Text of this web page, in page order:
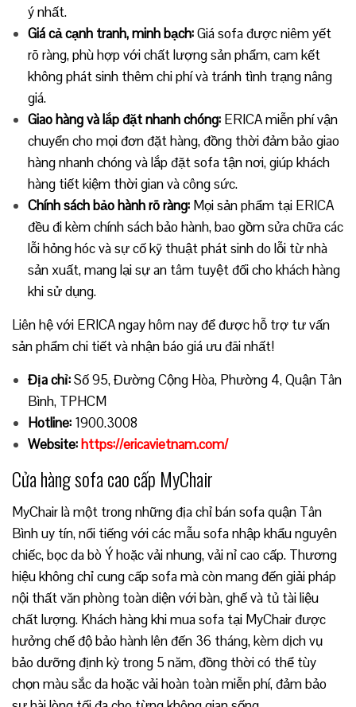
ý nhất.
Giá cả cạnh tranh, minh bạch:Giá sofa được niêm yết
rõ ràng, phù hợp với chất lượng sản phẩm, cam kết
không phát sinh thêm chi phí và tránh tình trạng nâng
giá.
Giao hàng và lắp đặt nhanh chóng: ERICA miễn phí vận
chuyển cho mọi đơn đặt hàng, đồng thời đảm bảo giao
hàng nhanh chóng và lắp đặt sofa tận nơi, giúp khách
hàng tiết kiệm thời gian và công sức.
Chính sách bảo hành rõ ràng: Mọi sản phẩm tại ERICA
đều đi kèm chính sách bảo hành, bao gồm sửa chữa các
lỗi hỏng hóc và sự cố kỹ thuật phát sinh do lỗi từ nhà
sản xuất, mang lại sự an tâm tuyệt đối cho khách hàng
khi sử dụng.
Liên hệ với ERICA ngay hôm nay để được hỗ trợ tư vấn
sản phẩm chi tiết và nhận báo giá ưu đãi nhất!
Địa chỉ:Số 95, Đường Cộng Hòa, Phường 4, Quận Tân
Bình, TPHCM
Hotline: 1900.3008
Website:https://ericavietnam.com/
Cửa hàng sofa cao cấp MyChair
MyChair là một trong những địa chỉ bán sofa quận Tân
Bình uy tín, nổi tiếng với các mẫu sofa nhập khẩu nguyên
chiếc, bọc da bò Ý hoặc vải nhung, vải nỉ cao cấp. Thương
hiệu không chỉ cung cấp sofa mà còn mang đến giải pháp
nội thất văn phòng toàn diện với bàn, ghế và tủ tài liệu
chất lượng. Khách hàng khi mua sofa tại MyChair được
hưởng chế độ bảo hành lên đến 36 tháng, kèm dịch vụ
bảo dưỡng định kỳ trong 5 năm, đồng thời có thể tùy
chọn màu sắc da hoặc vải hoàn toàn miễn phí, đảm bảo